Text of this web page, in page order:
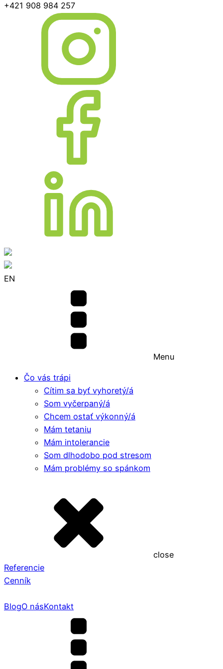
+421 908 984 257
EN
Menu
Čo vás trápi
Cítim sa byť vyhoretý/á
Som vyčerpaný/á
Chcem ostať výkonný/á
Mám tetaniu
Mám intolerancie
Som dlhodobo pod stresom
Mám problémy so spánkom
close
Referencie
Cenník
BlogO násKontakt